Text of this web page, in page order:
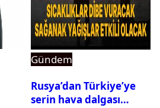
Gündem
Rusya’dan Türkiye’ye
serin hava dalgası